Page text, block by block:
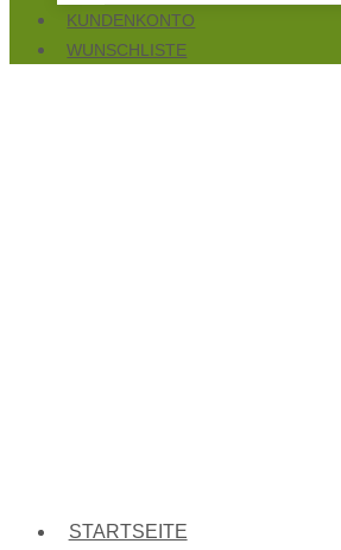
KUNDENKONTO
WUNSCHLISTE
STARTSEITE